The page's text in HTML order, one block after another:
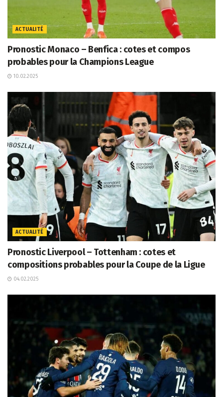
ACTUALITÉ
Pronostic Monaco – Benfica : cotes et compos
probables pour la Champions League
10.02.2025
ACTUALITÉ
Pronostic Liverpool – Tottenham : cotes et
compositions probables pour la Coupe de la Ligue
04.02.2025